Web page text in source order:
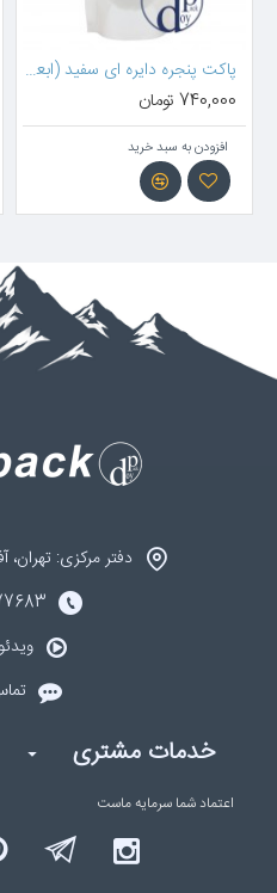
پاکت پنجره دایره ای سفید (ابعاد 22*13سانتیمتر)
740,000 تومان
افزودن به سبد خرید
دفتر مرکزی: تهران،
خدمات مشتری
اعتماد شما سرمایه ماست